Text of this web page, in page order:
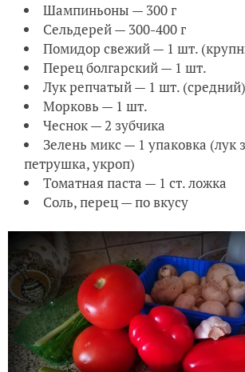
Шампиньоны — 300 г
Сельдерей — 300-400 г
Помидор свежий — 1 шт.
Перец болгарский — 1 шт.
Лук репчатый — 1 шт. (средний)
Морковь — 1 шт.
Чеснок — 2 зубчика
Зелень микс — 1 упаковка (лук
петрушка, укроп)
Томатная паста — 1 ст. ложка
Соль, перец — по вкусу